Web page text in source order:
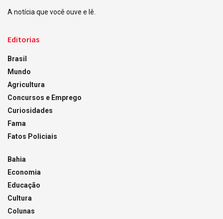
A notícia que você ouve e lê.
Editorias
Brasil
Mundo
Agricultura
Concursos e Emprego
Curiosidades
Fama
Fatos Policiais
Bahia
Economia
Educação
Cultura
Colunas